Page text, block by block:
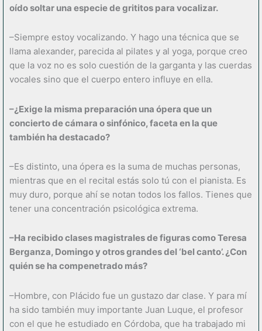
oído soltar una especie de grititos para vocalizar.
–Siempre estoy vocalizando. Y hago una técnica que se
llama alexander, parecida al pilates y al yoga, porque creo
que la voz no es solo cuestión de la garganta y las cuerdas
vocales sino que el cuerpo entero influye en ella.
–¿Exige la misma preparación una ópera que un
concierto de cámara o sinfónico, faceta en la que
también ha destacado?
–Es distinto, una ópera es la suma de muchas personas,
mientras que en el recital estás solo tú con el pianista. Es
muy duro, porque ahí se notan todos los fallos. Tienes que
tener una concentración psicológica extrema.
–Ha recibido clases magistrales de figuras como Teresa
Berganza, Domingo y otros grandes del ‘bel canto’. ¿Con
quién se ha compenetrado más?
–Hombre, con Plácido fue un gustazo dar clase. Y para mí
ha sido también muy importante Juan Luque, el profesor
con el que he estudiado en Córdoba, que ha trabajado mi